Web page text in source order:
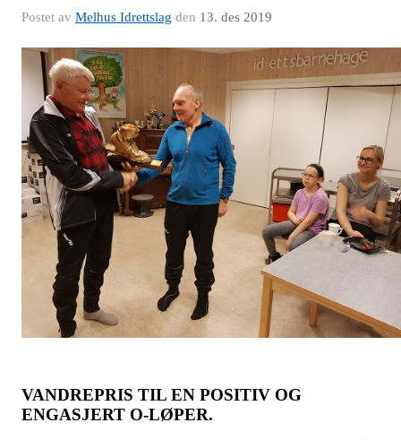
Postet av Melhus Idrettslag den 13. des 2019
VANDREPRIS TIL EN POSITIV OG
ENGASJERT O-LØPER.